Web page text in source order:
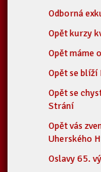
Odborná
Opět kurzy
Opět máme
Opět se
Opět se
Strání
Opět vás
Uherského
Oslavy 65.